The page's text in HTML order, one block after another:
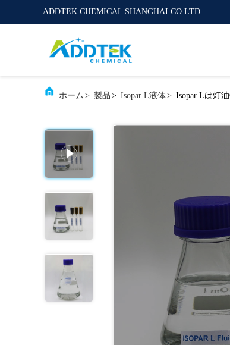
ADDTEK CHEMICAL SHANGHAI CO LTD
ホーム > 製品 > Isopar L液体> Isopar Lは灯